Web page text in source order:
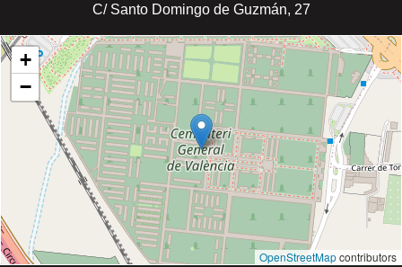
C/ Santo Domingo de Guzmán, 27
+
−
OpenStreetMapcontributors